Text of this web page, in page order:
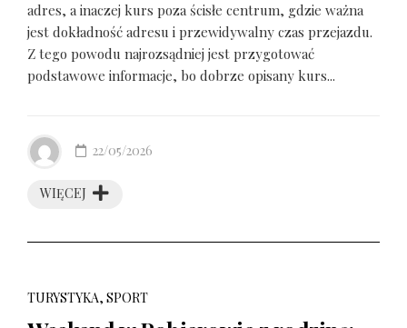
adres, a inaczej kurs poza ścisłe centrum, gdzie ważna
jest dokładność adresu i przewidywalny czas przejazdu.
Z tego powodu najrozsądniej jest przygotować
podstawowe informacje, bo dobrze opisany kurs...
WIĘCEJ
22/05/2026
TURYSTYKA, SPORT